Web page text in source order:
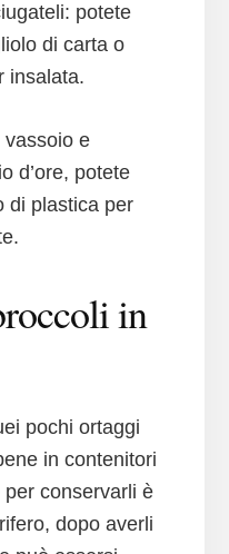
potete
di carta o
insalata.
e
d’ore, potete
di plastica per
in
pochi ortaggi
in contenitori
conservarli è
dopo averli